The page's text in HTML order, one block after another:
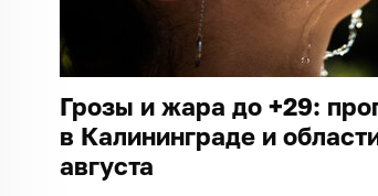
Грозы и жара до +29:
в Калининграде и
августа